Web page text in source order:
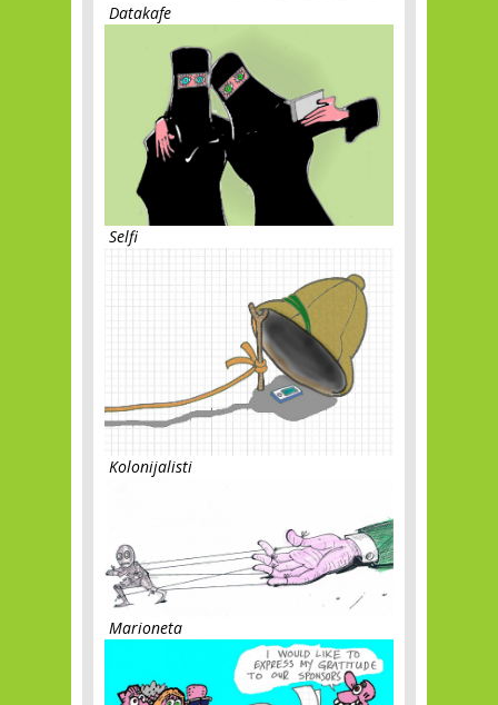
Datakafe
Selfi
Kolonijalisti
Marioneta